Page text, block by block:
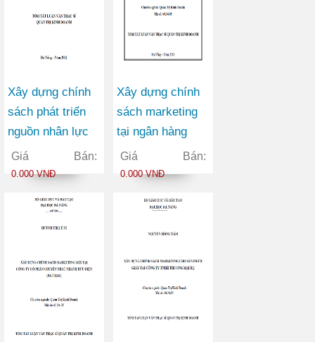
Xây dựng chính
sách phát triển
nguồn nhân lực
tại trường cao
đẳng giao thông
giai đoạn 2010-
Giá Bán:
0.000 VNĐ
Xây dựng chính
sách marketing
tại ngân hàng
thương mại cổ
phần Việt Nam
nhánh Đà Nẵng
Giá Bán:
0.000 VNĐ